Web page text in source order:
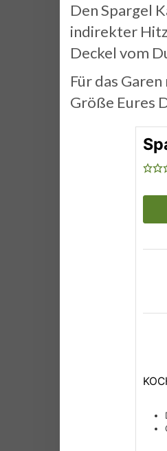
Den Spargel
indirekter
Deckel vom
Für das
Größe Eures